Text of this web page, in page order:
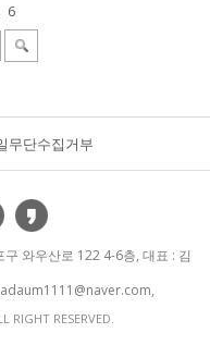
6
무단수집거부
와우산로 122 4-6층, 대표 : 김
RIGHT RESERVED.